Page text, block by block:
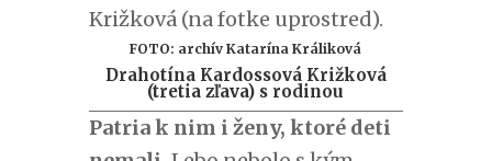
Križková (na fotke uprostred).
FOTO: archív Katarína Králiková
Drahotína Kardossová Križková
(tretia zľava) s rodinou
Patria k nim i ženy, ktoré deti